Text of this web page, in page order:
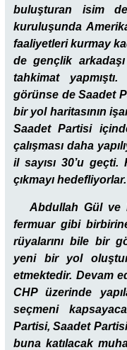
buluşturan isim
kuruluşunda
faaliyetleri kurmay
de gençlik
tahkimat
görünse de Saadet
bir yol haritasının
Saadet Partisi
çalışması daha
il sayısı 30’u
çıkmayı hedefliyorlar.
Abdullah Gül ve
fermuar gibi
rüyalarını bile bir
yeni bir yol
etmektedir. Devam
CHP üzerinde
seçmeni
Partisi, Saadet
buna katılacak